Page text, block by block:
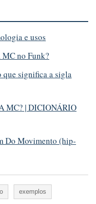
e usos
no Funk?
que significa a sigla
MC? | DICIONÁRIO
Do Movimento (hip-
exemplos